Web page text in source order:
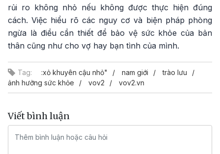
rủi ro không nhỏ nếu không được thực hiện đúng
cách. Việc hiểu rõ các nguy cơ và biện pháp phòng
ngừa là điều cần thiết để bảo vệ sức khỏe của bản
thân cũng như cho vợ hay bạn tình của mình.
Tag: :xỏ khuyên cậu nhỏ" nam giới
trào lưu
ảnh hưởng sức khỏe
vov2 vov2.vn
Viết bình luận